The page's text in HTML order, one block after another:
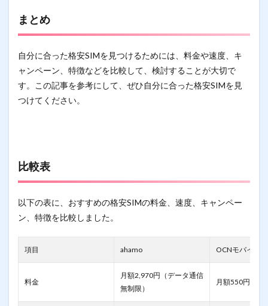
まとめ
自分に合った格安SIMを見つけるためには、料金や速度、キ
ャンペーン、特徴などを比較して、検討することが大切で
す。この記事を参考にして、ぜひ自分に合った格安SIMを見
つけてください。
比較表
以下の表に、おすすめの格安SIMの料金、速度、キャンペー
ン、特徴を比較しました。
項目 ahamo OCNモバイル
料金
月額2,970円（データ通信
無制限）
月額550円～